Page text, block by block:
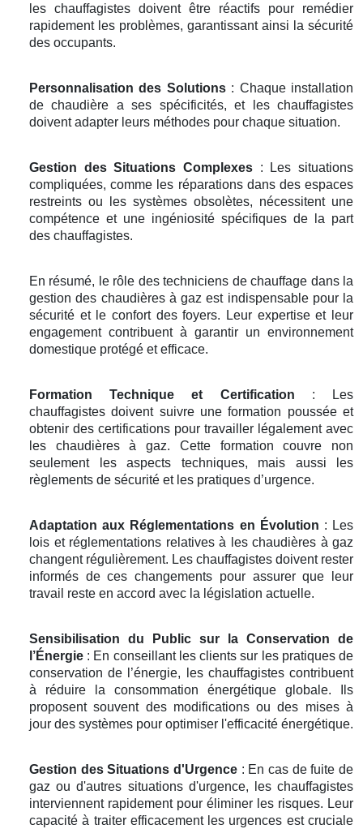
les chauffagistes doivent être réactifs pour remédier
rapidement les problèmes, garantissant ainsi la sécurité
des occupants.
Personnalisation des Solutions: Chaque installation
de chaudière a ses spécificités, et les chauffagistes
doivent adapter leurs méthodes pour chaque situation.
Gestion des Situations Complexes : Les situations
compliquées, comme les réparations dans des espaces
restreints ou les systèmes obsolètes, nécessitent une
compétence et une ingéniosité spécifiques de la part
des chauffagistes.
En résumé, le rôle des techniciens de chauffage dans la
gestion des chaudières à gaz est indispensable pour la
sécurité et le confort des foyers. Leur expertise et leur
engagement contribuent à garantir un environnement
domestique protégé et efficace.
Formation Technique et Certification : Les
chauffagistes doivent suivre une formation poussée et
obtenir des certifications pour travailler légalement avec
les chaudières à gaz. Cette formation couvre non
seulement les aspects techniques, mais aussi les
règlements de sécurité et les pratiques d’urgence.
Adaptation aux Réglementations en Évolution : Les
lois et réglementations relatives à les chaudières à gaz
changent régulièrement. Les chauffagistes doivent rester
informés de ces changements pour assurer que leur
travail reste en accord avec la législation actuelle.
Sensibilisation du Public sur la Conservation de
l’Énergie : En conseillant les clients sur les pratiques de
conservation de l’énergie, les chauffagistes contribuent
à réduire la consommation énergétique globale. Ils
proposent souvent des modifications ou des mises à
jour des systèmes pour optimiser l'efficacité énergétique.
Gestion des Situations d'Urgence : En cas de fuite de
gaz ou d'autres situations d'urgence, les chauffagistes
interviennent rapidement pour éliminer les risques. Leur
capacité à traiter efficacement les urgences est cruciale